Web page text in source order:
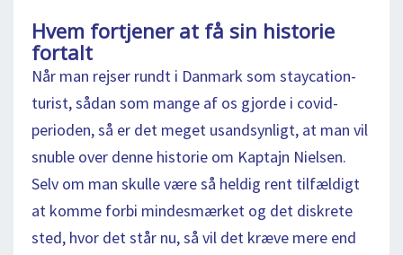
Hvem fortjener at få sin historie
fortalt
Når man rejser rundt i Danmark som staycation-
turist, sådan som mange af os gjorde i covid-
perioden, så er det meget usandsynligt, at man vil
snuble over denne historie om Kaptajn Nielsen.
Selv om man skulle være så heldig rent tilfældigt
at komme forbi mindesmærket og det diskrete
sted, hvor det står nu, så vil det kræve mere end